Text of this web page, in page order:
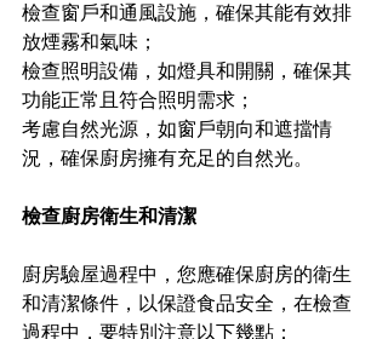
檢查窗戶和通風設施，確保其能有效排
放煙霧和氣味；
檢查照明設備，如燈具和開關，確保其
功能正常且符合照明需求；
考慮自然光源，如窗戶朝向和遮擋情
況，確保廚房擁有充足的自然光。
檢查廚房衛生和清潔
廚房驗屋過程中，您應確保廚房的衛生
和清潔條件，以保證食品安全，在檢查
過程中，要特別注意以下幾點：